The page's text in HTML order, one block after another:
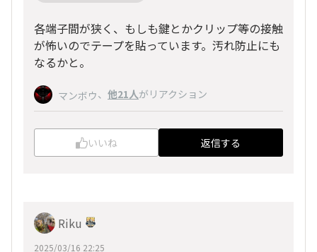
各端子間が狭く、もしも鍵とかクリップ等の接触
が怖いのでテープを貼っています。汚れ防止にも
なるかと。
マンボウ、 他21人がリアクション
いいね 返信する
Riku
2025/03/16 22:25